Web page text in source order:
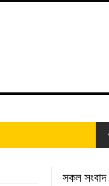
সকল সংবাদ